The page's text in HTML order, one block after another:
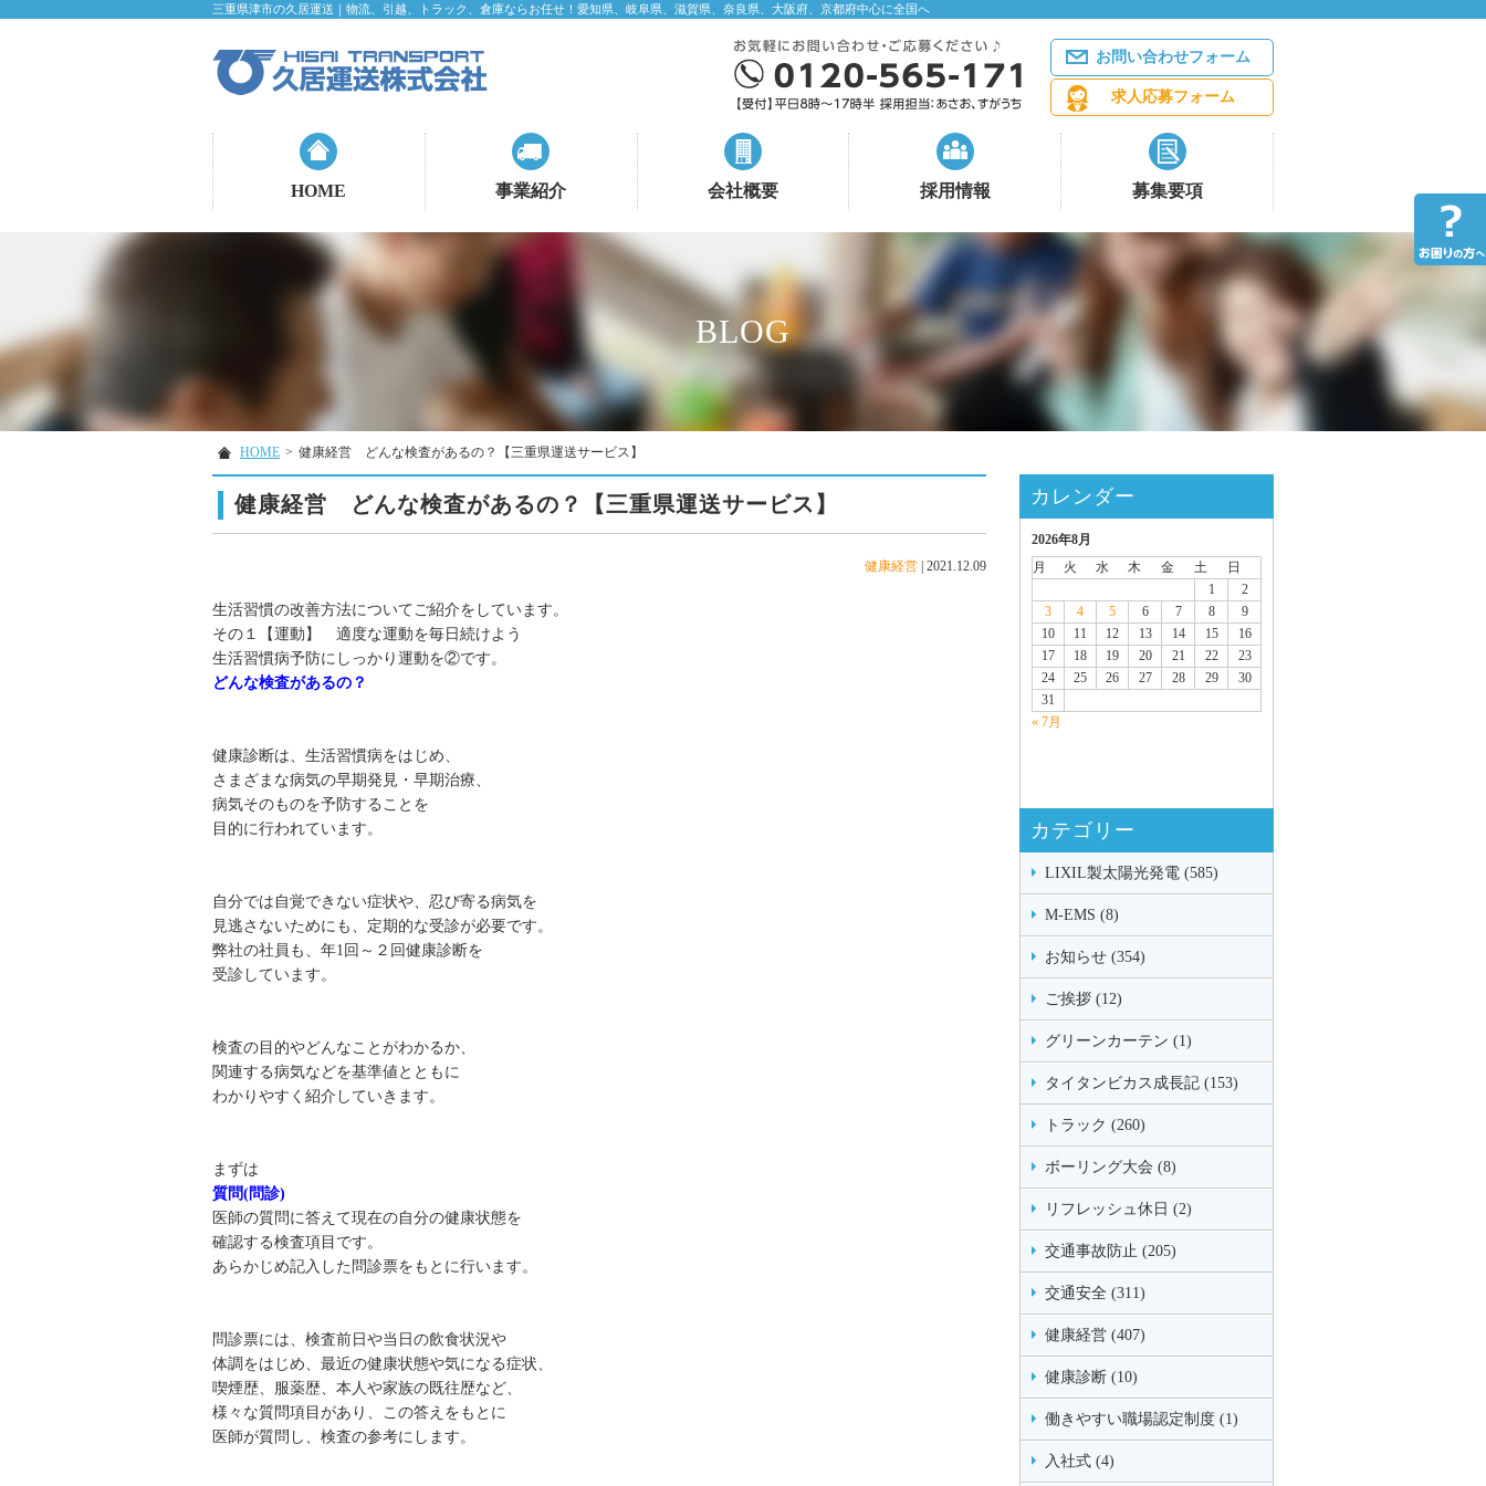
三重県津市の久居運送｜物流、引越、トラック、倉庫ならお任せ！愛知県、岐阜県、滋賀県、奈良県、大阪府、京都府中心に全国へ
お問い合わせフォーム
求人応募フォーム
HOME 事業紹介 会社概要 採用情報 募集要項
BLOG
HOME > 健康経営 どんな検査があるの？【三重県運送サービス】
健康経営 どんな検査があるの？【三重県運送サービス】
健康経営 2021.12.09
生活習慣の改善方法についてご紹介をしています。
その１【運動】 適度な運動を毎日続けよう
生活習慣病予防にしっかり運動を②です。
どんな検査があるの？
健康診断は、生活習慣病をはじめ、
さまざまな病気の早期発見・早期治療、
病気そのものを予防することを
目的に行われています。
自分では自覚できない症状や、忍び寄る病気を
見逃さないためにも、定期的な受診が必要です。
弊社の社員も、年1回～２回健康診断を
受診しています。
検査の目的やどんなことがわかるか、
関連する病気などを基準値とともに
わかりやすく紹介していきます。
まずは
質問(問診)
医師の質問に答えて現在の自分の健康状態を
確認する検査項目です。
あらかじめ記入した問診票をもとに行います。
問診票には、検査前日や当日の飲食状況や
体調をはじめ、最近の健康状態や気になる症状、
喫煙歴、服薬歴、本人や家族の既往歴など、
様々な質問項目があり、この答えをもとに
医師が質問し、検査の参考にします。
カレンダー
2026年8月
月
火 水 木 金 土
日
1
2
3
4 5 6 7 8
9
10
11 12 13 14 15
16
17
18 19 20 21 22
23
24
25 26 27 28 29
30
31
« 7月
カテゴリー
LIXIL製太陽光発電 (585)
M-EMS (8)
お知らせ (354)
ご挨拶 (12)
グリーンカーテン (1)
タイタンビカス成長記 (153)
トラック (260)
ボーリング大会 (8)
リフレッシュ休日 (2)
交通事故防止 (205)
交通安全 (311)
健康経営 (407)
健康診断 (10)
働きやすい職場認定制度 (1)
入社式 (4)